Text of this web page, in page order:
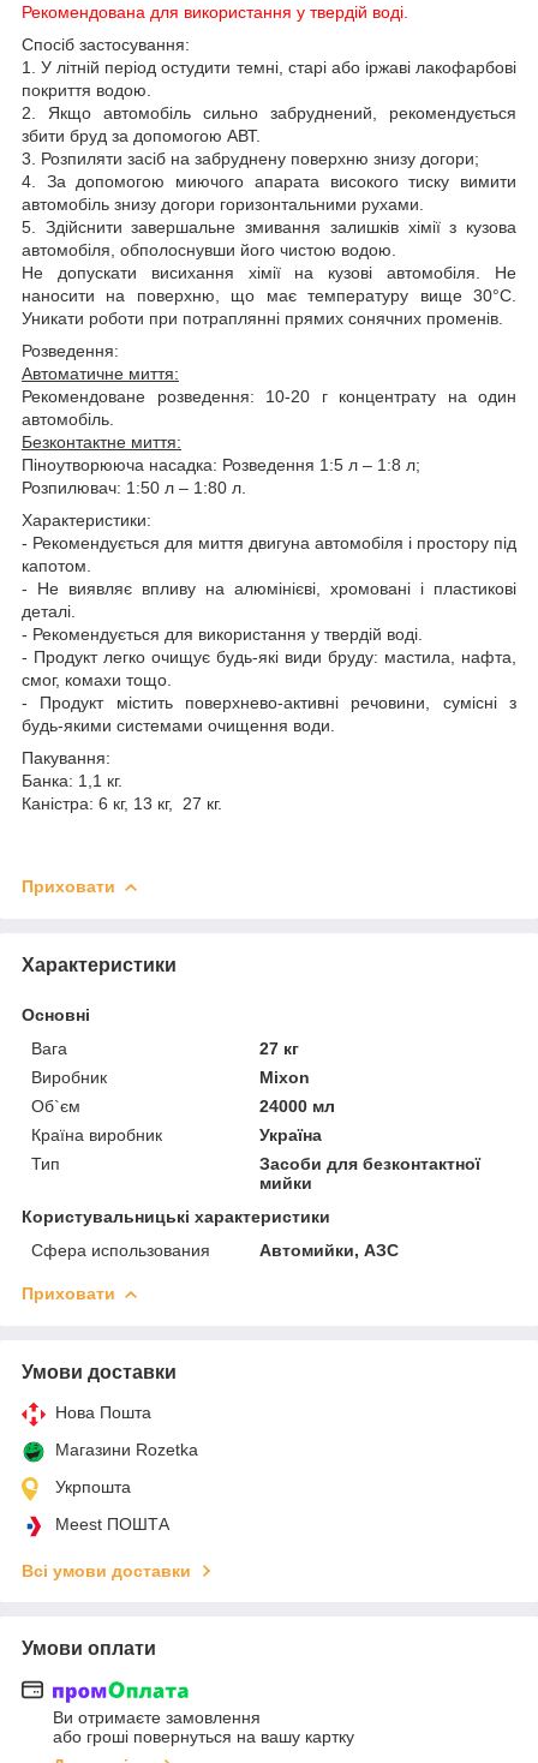
Рекомендована для використання у твердій воді.
Спосіб застосування:
1. У літній період остудити темні, старі або іржаві лакофарбові
покриття водою.
2. Якщо автомобіль сильно забруднений, рекомендується
збити бруд за допомогою АВТ.
3. Розпиляти засіб на забруднену поверхню знизу догори;
4. За допомогою миючого апарата високого тиску вимити
автомобіль знизу догори горизонтальними рухами.
5. Здійснити завершальне змивання залишків хімії з кузова
автомобіля, обполоснувши його чистою водою.
Не допускати висихання хімії на кузові автомобіля. Не
наносити на поверхню, що має температуру вище 30°С.
Уникати роботи при потраплянні прямих сонячних променів.
Розведення:
Автоматичне миття:
Рекомендоване розведення: 10-20 г концентрату на один
автомобіль.
Безконтактне миття:
Піноутворююча насадка: Розведення 1:5 л – 1:8 л;
Розпилювач: 1:50 л – 1:80 л.
Характеристики:
- Рекомендується для миття двигуна автомобіля і простору під
капотом.
- Не виявляє впливу на алюмінієві, хромовані і пластикові
деталі.
- Рекомендується для використання у твердій воді.
- Продукт легко очищує будь-які види бруду: мастила, нафта,
смог, комахи тощо.
- Продукт містить поверхнево-активні речовини, сумісні з
будь-якими системами очищення води.
Пакування:
Банка: 1,1 кг.
Каністра: 6 кг, 13 кг, 27 кг.
Приховати
Характеристики
Основні
Вага
27 кг
Виробник
Mixon
Об`єм
24000 мл
Країна виробник
Україна
Тип
Засоби для безконтактної
мийки
Користувальницькі характеристики
Сфера использования
Автомийки, АЗС
Приховати
Умови доставки
Нова Пошта
Магазини Rozetka
Укрпошта
Meest ПОШТА
Всі умови доставки
Умови оплати
Ви отримаєте замовлення
або гроші повернуться на вашу картку